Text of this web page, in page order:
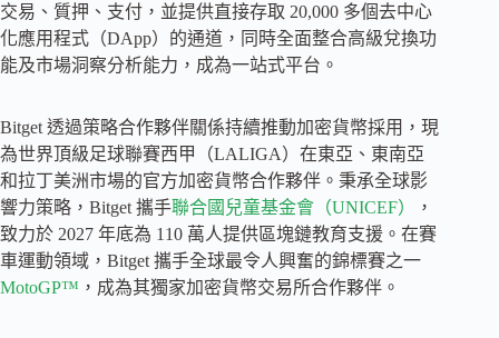
交易、質押、支付，並提供直接存取 20,000 多個去中心
化應用程式（DApp）的通道，同時全面整合高級兌換功
能及市場洞察分析能力，成為一站式平台。
Bitget 透過策略合作夥伴關係持續推動加密貨幣採用，現
為世界頂級足球聯賽西甲（LALIGA）在東亞、東南亞
和拉丁美洲市場的官方加密貨幣合作夥伴。秉承全球影
響力策略，Bitget 攜手聯合國兒童基金會（UNICEF）
，
致力於 2027 年底為 110 萬人提供區塊鏈教育支援。在賽
車運動領域，Bitget 攜手全球最令人興奮的錦標賽之一
MotoGP™ ，成為其獨家加密貨幣交易所合作夥伴。